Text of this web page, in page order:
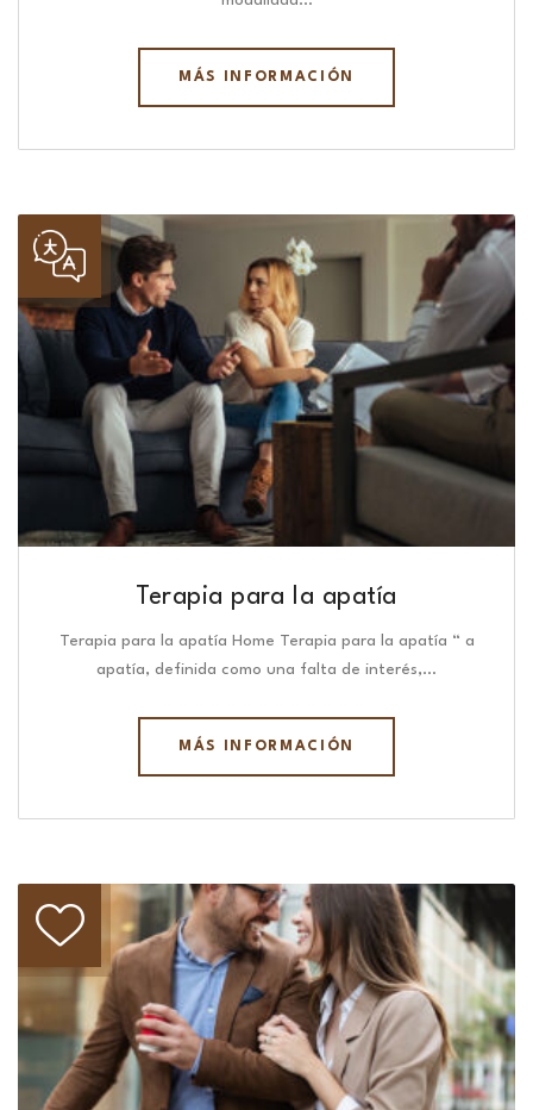
MÁS INFORMACIÓN
Terapia para la apatía
Terapia para la apatía Home Terapia para la apatía “ a
apatía, definida como una falta de interés,…
MÁS INFORMACIÓN